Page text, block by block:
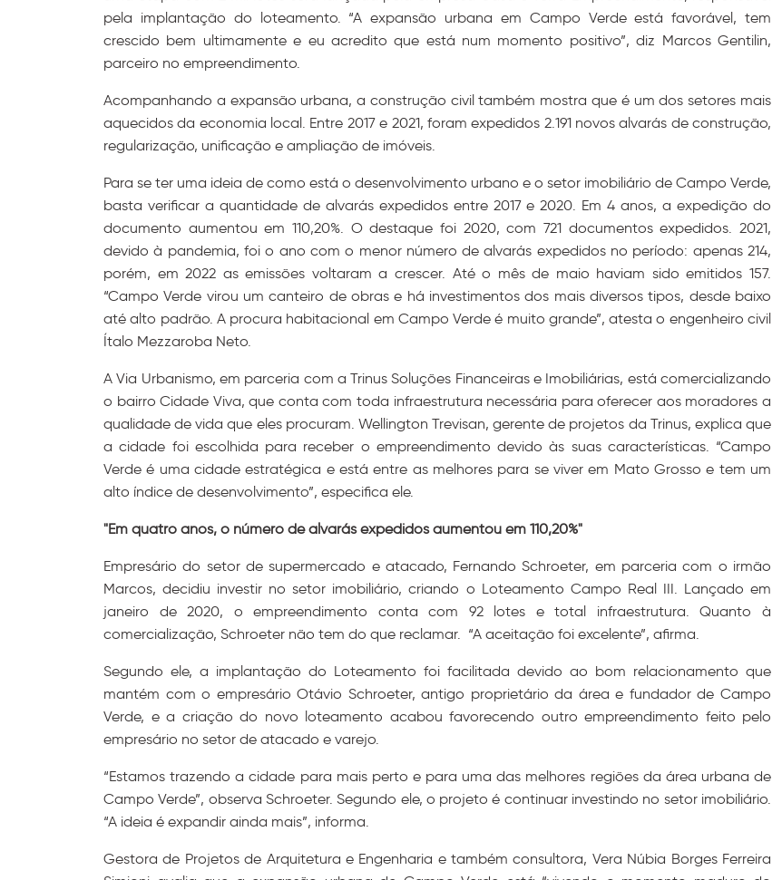
pela implantação do loteamento. “A expansão urbana em Campo Verde está favorável, tem
crescido bem ultimamente e eu acredito que está num momento positivo”, diz Marcos Gentilin,
parceiro no empreendimento.
Acompanhando a expansão urbana, a construção civil também mostra que é um dos setores mais
aquecidos da economia local. Entre 2017 e 2021, foram expedidos 2.191 novos alvarás de construção,
regularização, unificação e ampliação de imóveis.
Para se ter uma ideia de como está o desenvolvimento urbano e o setor imobiliário de Campo Verde,
basta verificar a quantidade de alvarás expedidos entre 2017 e 2020. Em 4 anos, a expedição do
documento aumentou em 110,20%. O destaque foi 2020, com 721 documentos expedidos. 2021,
devido à pandemia, foi o ano com o menor número de alvarás expedidos no período: apenas 214,
porém, em 2022 as emissões voltaram a crescer. Até o mês de maio haviam sido emitidos 157.
“Campo Verde virou um canteiro de obras e há investimentos dos mais diversos tipos, desde baixo
até alto padrão. A procura habitacional em Campo Verde é muito grande”, atesta o engenheiro civil
Ítalo Mezzaroba Neto.
A Via Urbanismo, em parceria com a Trinus Soluções Financeiras e Imobiliárias, está comercializando
o bairro Cidade Viva, que conta com toda infraestrutura necessária para oferecer aos moradores a
qualidade de vida que eles procuram. Wellington Trevisan, gerente de projetos da Trinus, explica que
a cidade foi escolhida para receber o empreendimento devido às suas características. “Campo
Verde é uma cidade estratégica e está entre as melhores para se viver em Mato Grosso e tem um
alto índice de desenvolvimento”, especifica ele.
"Em quatro anos, o número de alvarás expedidos aumentou em 110,20%"
Empresário do setor de supermercado e atacado, Fernando Schroeter, em parceria com o irmão
Marcos, decidiu investir no setor imobiliário, criando o Loteamento Campo Real III. Lançado em
janeiro de 2020, o empreendimento conta com 92 lotes e total infraestrutura. Quanto à
comercialização, Schroeter não tem do que reclamar. “A aceitação foi excelente”, afirma.
Segundo ele, a implantação do Loteamento foi facilitada devido ao bom relacionamento que
mantém com o empresário Otávio Schroeter, antigo proprietário da área e fundador de Campo
Verde, e a criação do novo loteamento acabou favorecendo outro empreendimento feito pelo
empresário no setor de atacado e varejo.
“Estamos trazendo a cidade para mais perto e para uma das melhores regiões da área urbana de
Campo Verde”, observa Schroeter. Segundo ele, o projeto é continuar investindo no setor imobiliário.
“A ideia é expandir ainda mais”, informa.
Gestora de Projetos de Arquitetura e Engenharia e também consultora, Vera Núbia Borges Ferreira